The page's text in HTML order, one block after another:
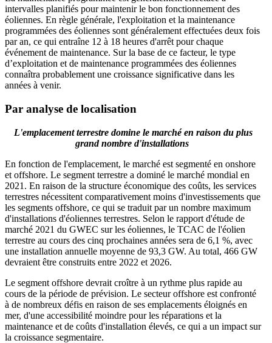
intervalles planifiés pour maintenir le bon fonctionnement des
éoliennes. En règle générale, l'exploitation et la maintenance
programmées des éoliennes sont généralement effectuées deux fois
par an, ce qui entraîne 12 à 18 heures d'arrêt pour chaque
événement de maintenance. Sur la base de ce facteur, le type
d’exploitation et de maintenance programmées des éoliennes
connaîtra probablement une croissance significative dans les
années à venir.
Par analyse de localisation
L'emplacement terrestre domine le marché en raison du plus
grand nombre d'installations
En fonction de l'emplacement, le marché est segmenté en onshore
et offshore. Le segment terrestre a dominé le marché mondial en
2021. En raison de la structure économique des coûts, les services
terrestres nécessitent comparativement moins d'investissements que
les segments offshore, ce qui se traduit par un nombre maximum
d'installations d'éoliennes terrestres. Selon le rapport d'étude de
marché 2021 du GWEC sur les éoliennes, le TCAC de l'éolien
terrestre au cours des cinq prochaines années sera de 6,1 %, avec
une installation annuelle moyenne de 93,3 GW. Au total, 466 GW
devraient être construits entre 2022 et 2026.
Le segment offshore devrait croître à un rythme plus rapide au
cours de la période de prévision. Le secteur offshore est confronté
à de nombreux défis en raison de ses emplacements éloignés en
mer, d'une accessibilité moindre pour les réparations et la
maintenance et de coûts d'installation élevés, ce qui a un impact sur
la croissance segmentaire.